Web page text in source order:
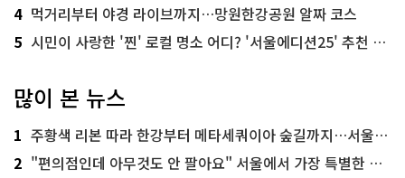
4 먹거리부터 야경 라이브까지…망원한강공원 알짜 코스
5 시민이 사랑한 '찐' 로컬 명소 어디? '서울에디션25' 추천 코스
많이 본 뉴스
1 주황색 리본 따라 한강부터 메타세쿼이아 숲길까지…서울둘레길 15코스
2 "편의점인데 아무것도 안 팔아요" 서울에서 가장 특별한 편의점의 정체